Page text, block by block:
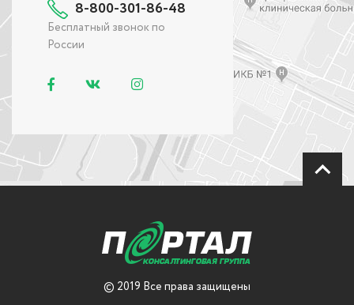
8-800-301-86-48
Бесплатный звонок по
России
© 2019 Все права защищены